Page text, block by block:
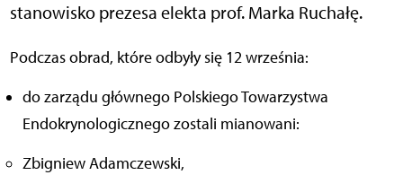
stanowisko prezesa elekta prof. Marka Ruchałę.
Podczas obrad, które odbyły się 12 września:
do zarządu głównego Polskiego Towarzystwa
Endokrynologicznego zostali mianowani:
Zbigniew Adamczewski,